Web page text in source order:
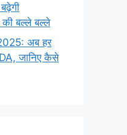
बल्ले बल्ले
अब हर
जानिए कैसे